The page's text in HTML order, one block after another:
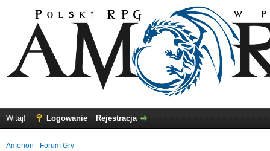
Witaj! Logowanie Rejestracja
Amorion - Forum Gry